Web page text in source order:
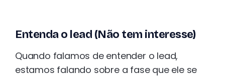
Entenda o lead (Não tem interesse)
Quando falamos de entender o lead,
estamos falando sobre a fase que ele se